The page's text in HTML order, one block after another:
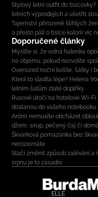
Stylový letní outfit do
letních výprodejích a ušetřit
Tajemství přirozeně štíhlých
a přesto pálí o tisíce kalorií víc
Doporučené články
Myslíte si, že volná halenka
na objemu, pokud nezvolíte
Oversized noční košile, šátky i
Která to sladila lépe? Helena
letním šatům zlaté doplňky
Rusové útočí na hotelové Wi-
dostanou do vašeho
Arónii nemusíte obcházet
džem, sirup, pečený čaj či
Škvarková pomazánka bez
nerozeznáte
Stačí změnit způsob zalévání a
srpnu je to zásadní
ELLE